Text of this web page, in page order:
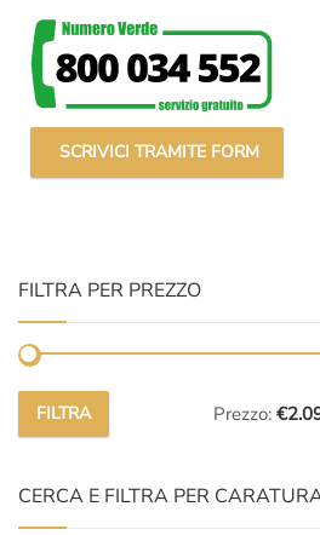
SCRIVICI TRAMITE FORM
FILTRA PER PREZZO
Prezzo
Prezzo
FILTRA Prezzo:
CERCA E FILTRA PER